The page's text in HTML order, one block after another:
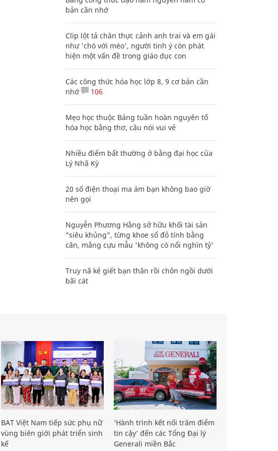
bản cần nhớ
Clip lột tả chân thực cảnh anh trai và em gái
như 'chó với mèo', người tinh ý còn phát
hiện một vấn đề trong giáo dục con
Các công thức hóa học lớp 8, 9 cơ bản cần
nhớ
106
Mẹo học thuộc Bảng tuần hoàn nguyên tố
hóa học bằng thơ, câu nói vui vẻ
Nhiều điểm bất thường ở bằng đại học của
Lý Nhã Kỳ
20 số điện thoại ma ám bạn không bao giờ
nên gọi
Nguyễn Phương Hằng sở hữu khối tài sản
"siêu khủng", từng khoe sổ đỏ tính bằng
cân, mắng cựu mẫu 'không có nổi nghìn tỷ'
Truy nã kẻ giết bạn thân rồi chôn ngồi dưới
bãi cát
BAT Việt Nam tiếp sức phụ nữ
vùng biên giới phát triển sinh
kế
‘Hành trình kết nối trăm điểm
tin cậy’ đến các Tổng Đại lý
Generali miền Bắc